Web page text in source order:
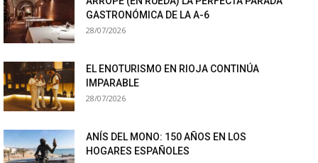
GASTRONÓMICA DE LA A-6
28/07/2026
EL ENOTURISMO EN RIOJA CONTINÚA
IMPARABLE
28/07/2026
ANÍS DEL MONO: 150 AÑOS EN LOS
HOGARES ESPAÑOLES